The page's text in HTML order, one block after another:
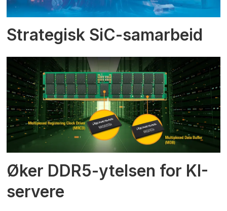
Strategisk SiC-samarbeid
Øker DDR5-ytelsen for KI-
servere